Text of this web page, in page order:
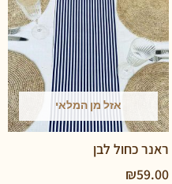
אזל מן המלאי
לבן
₪